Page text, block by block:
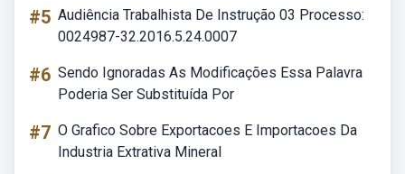
#5 Audiência Trabalhista De Instrução 03 Processo:
0024987-32.2016.5.24.0007
#6 Sendo Ignoradas As Modificações Essa Palavra
Poderia Ser Substituída Por
#7 O Grafico Sobre Exportacoes E Importacoes Da
Industria Extrativa Mineral